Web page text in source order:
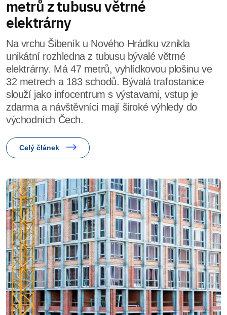
metrů z tubusu větrné
elektrárny
Na vrchu Šibeník u Nového Hrádku vznikla
unikátní rozhledna z tubusu bývalé větrné
elektrárny. Má 47 metrů, vyhlídkovou plošinu ve
32 metrech a 183 schodů. Bývalá trafostanice
slouží jako infocentrum s výstavami, vstup je
zdarma a návštěvníci mají široké výhledy do
východních Čech.
Celý článek